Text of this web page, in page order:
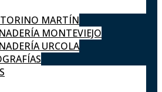
MARTÍN
MONTEVIEJO
URCOLA